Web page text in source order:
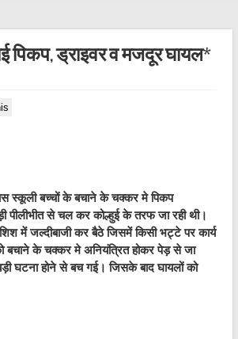
पिकप, ड्राइवर व मजदूर घायल*
स्कूली बच्चों के बचाने के चक्कर मे पिकप
पीलीभीत से चल कर कोल्हुई के तरफ जा रही थी।
में जल्दीबाजी कर बैठे जिसमें किसी भट्टे पर कार्य
के चक्कर मे अनियंत्रित होकर पेड़ से जा
घटना होने से बच गई। जिसके बाद घायलों को